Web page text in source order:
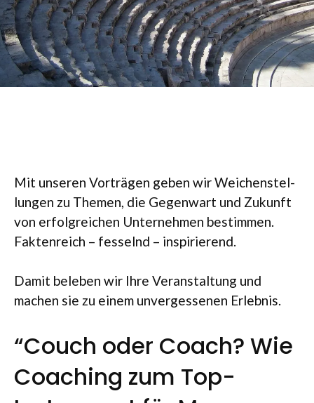
Mit unse­ren Vor­trä­gen geben wir Wei­chen­stel­
lun­gen zu The­men, die Gegen­wart und Zukunft
von erfolg­rei­chen Unter­neh­men bestim­men.
Fak­ten­reich – fes­selnd – inspirierend.
Damit bele­ben wir Ihre Ver­an­stal­tung und
machen sie zu einem unver­ges­se­nen Erlebnis.
“Couch oder Coach? Wie
Coaching zum Top-